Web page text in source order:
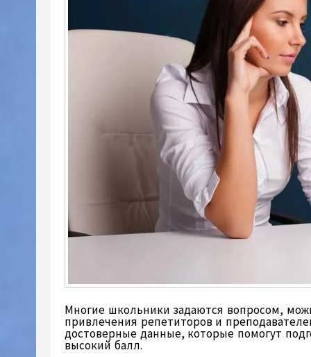
Многие школьники задаются вопросом,
привлечения репетиторов и
достоверные данные, которые помогут
высокий балл.